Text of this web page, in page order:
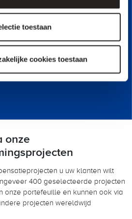
toestaan
cookies toestaan
onze
u uw klanten wilt
400 geselecteerde projecten
onze portefeuille en kunnen ook via
projecten wereldwijd